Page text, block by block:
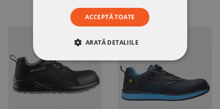
ACCEPTĂ TOATE
ARATĂ DETALIILE
STRICT NECESARE
DE PERFORMANȚĂ